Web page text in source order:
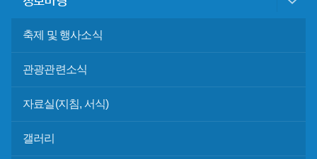
축제 및 행사소식
관광관련소식
자료실(지침, 서식)
갤러리